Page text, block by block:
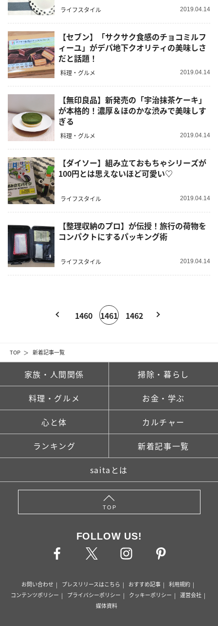
TOP 新着記事一覧
ライフスタイル 2019.04.14
【セブン】「サクサク食感のチョコミルフ
ィーユ」がデパ地下クオリティの美味しさ
だと話題！
料理・グルメ 2019.04.14
【無印良品】新発売の「宇治抹茶ケーキ」
が本格的！濃厚＆ほのかな渋みで美味しす
ぎる
料理・グルメ 2019.04.14
【ダイソー】組み立ておもちゃシリーズが
100円とは思えないほど可愛い♡
ライフスタイル 2019.04.14
【整理収納のプロ】が伝授！旅行の荷物を
コンパクトにするパッキング術
ライフスタイル 2019.04.14
1460 1461 1462
家族・人間関係 掃除・暮らし
料理・グルメ お金・学ぶ
心と体 カルチャー
ランキング 新着記事一覧
saitaとは
TOP
FOLLOW US!
お問い合わせ プレスリリースはこちら おすすめ記事
利用規約
コンテンツポリシー
プライバシーポリシー クッキーポリシー
運営会社
媒体資料